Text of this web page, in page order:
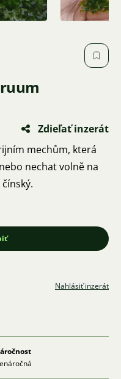
Zdieľať inzerát
mechům, která
nechat volně na
Nahlásiť inzerát